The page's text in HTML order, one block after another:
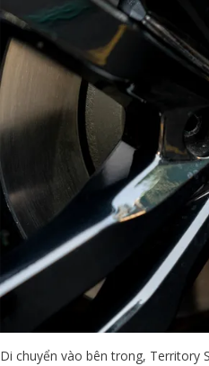
Di chuyển vào bên trong, Territory